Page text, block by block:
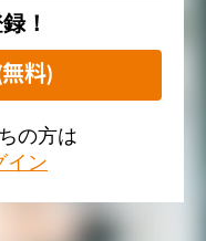
！
料)
の方は
イン